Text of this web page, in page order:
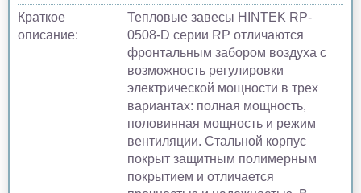
Краткое
описание:
Тепловые завесы HINTEK RP-
0508-D серии RP отличаются
фронтальным забором воздуха с
возможность регулировки
электрической мощности в трех
вариантах: полная мощность,
половинная мощность и режим
вентиляции. Стальной корпус
покрыт защитным полимерным
покрытием и отличается